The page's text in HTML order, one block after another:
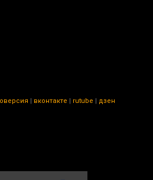
| вконтакте | rutube | дзен